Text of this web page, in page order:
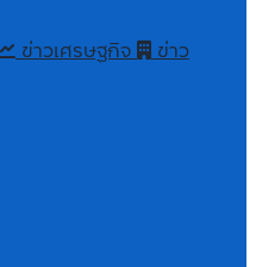
ข่าวเศรษฐกิจ ข่าว